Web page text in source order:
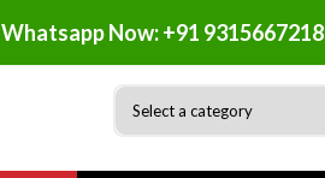
Whatsapp Now: +91 9315667218